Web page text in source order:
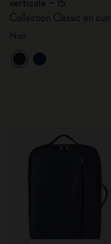
Collection Classic en cuir